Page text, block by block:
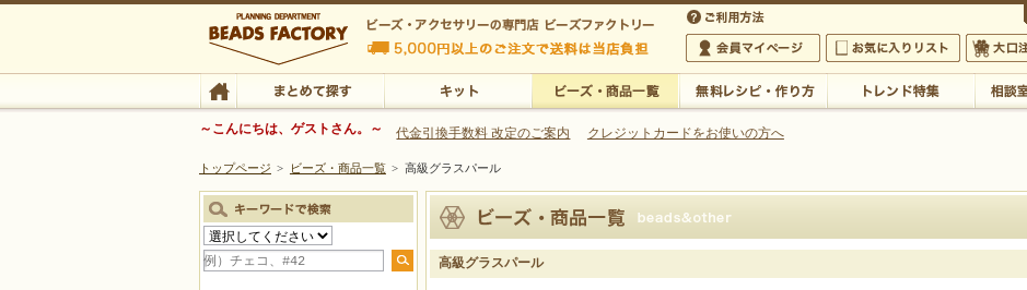
ビーズファクトリー ビーズ・パーツ・金具など・アクセサリーの専門店
ビーズ・アクセサリーの専門店 ビーズファクトリー 5,000円以上のご注文で送料は当店が負担いたします
ビーズ・アクセサリーの専門店 ビーズファクトリー 5,000円以上のご注文で送料は当店が負担いたします
会員マイページ
お気に入りリスト 大口注文
TOP まとめて探す
～こんにちは、ゲストさん。～ 代金引換手数料 改定のご案内 クレジットカードをお使いの方へ
トップページ > ビーズ・商品一覧 > 高級グラスパール
高級グラスパール